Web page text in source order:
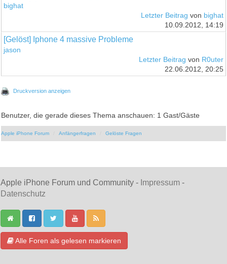
bighat
Letzter Beitrag von bighat
10.09.2012, 14:19
[Gelöst] Iphone 4 massive Probleme
jason
Letzter Beitrag von R0uter
22.06.2012, 20:25
Druckversion anzeigen
Benutzer, die gerade dieses Thema anschauen: 1 Gast/Gäste
Apple iPhone Forum Anfängerfragen Gelöste Fragen
Apple iPhone Forum und Community - Impressum -
Datenschutz
Alle Foren als gelesen markieren